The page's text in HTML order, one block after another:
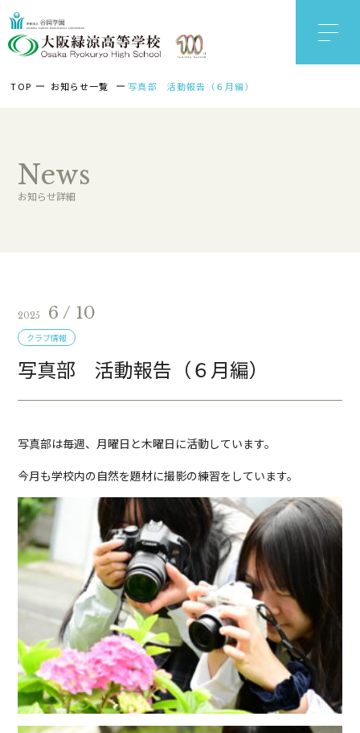
TOP お知らせ一覧 写真部 活動報告（６月編）
News
お知らせ詳細
2025 6 / 10
クラブ情報
写真部 活動報告（６月編）
写真部は毎週、月曜日と木曜日に活動しています。
今月も学校内の自然を題材に撮影の練習をしています。